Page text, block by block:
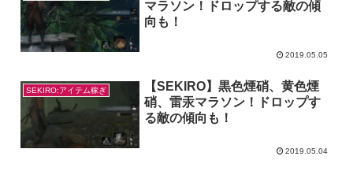
マラソン！ドロップする敵の傾
向も！
2019.05.05
SEKIRO:アイテム稼ぎ
【SEKIRO】黒色煙硝、黄色煙
硝、雷汞マラソン！ドロップす
る敵の傾向も！
2019.05.04